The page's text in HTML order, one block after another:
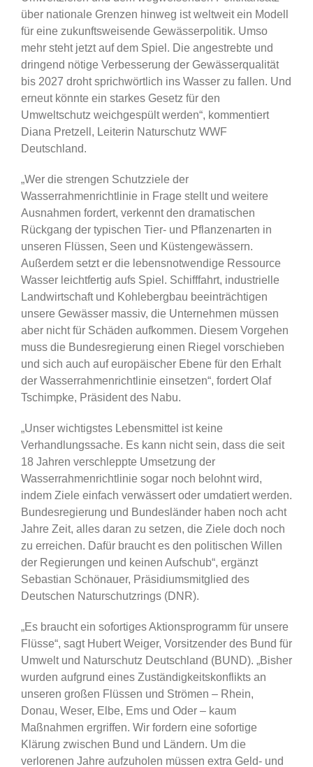
über nationale Grenzen hinweg ist weltweit ein Modell
für eine zukunftsweisende Gewässerpolitik. Umso
mehr steht jetzt auf dem Spiel. Die angestrebte und
dringend nötige Verbesserung der Gewässerqualität
bis 2027 droht sprichwörtlich ins Wasser zu fallen. Und
erneut könnte ein starkes Gesetz für den
Umweltschutz weichgespült werden“, kommentiert
Diana Pretzell, Leiterin Naturschutz WWF
Deutschland.
„Wer die strengen Schutzziele der
Wasserrahmenrichtlinie in Frage stellt und weitere
Ausnahmen fordert, verkennt den dramatischen
Rückgang der typischen Tier- und Pflanzenarten in
unseren Flüssen, Seen und Küstengewässern.
Außerdem setzt er die lebensnotwendige Ressource
Wasser leichtfertig aufs Spiel. Schifffahrt, industrielle
Landwirtschaft und Kohlebergbau beeinträchtigen
unsere Gewässer massiv, die Unternehmen müssen
aber nicht für Schäden aufkommen. Diesem Vorgehen
muss die Bundesregierung einen Riegel vorschieben
und sich auch auf europäischer Ebene für den Erhalt
der Wasserrahmenrichtlinie einsetzen“, fordert Olaf
Tschimpke, Präsident des Nabu.
„Unser wichtigstes Lebensmittel ist keine
Verhandlungssache. Es kann nicht sein, dass die seit
18 Jahren verschleppte Umsetzung der
Wasserrahmenrichtlinie sogar noch belohnt wird,
indem Ziele einfach verwässert oder umdatiert werden.
Bundesregierung und Bundesländer haben noch acht
Jahre Zeit, alles daran zu setzen, die Ziele doch noch
zu erreichen. Dafür braucht es den politischen Willen
der Regierungen und keinen Aufschub“, ergänzt
Sebastian Schönauer, Präsidiumsmitglied des
Deutschen Naturschutzrings (DNR).
„Es braucht ein sofortiges Aktionsprogramm für unsere
Flüsse“, sagt Hubert Weiger, Vorsitzender des Bund für
Umwelt und Naturschutz Deutschland (BUND). „Bisher
wurden aufgrund eines Zuständigkeitskonflikts an
unseren großen Flüssen und Strömen – Rhein,
Donau, Weser, Elbe, Ems und Oder – kaum
Maßnahmen ergriffen. Wir fordern eine sofortige
Klärung zwischen Bund und Ländern. Um die
verlorenen Jahre aufzuholen müssen extra Geld- und